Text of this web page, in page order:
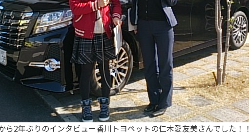
ら2年ぶりのインタビュー香川トヨペットの仁木愛友美さんでした！！